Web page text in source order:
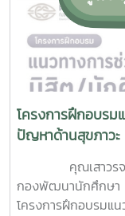
โครงการฝึกอบร
ปัญหาด้านสุขภาว
คุณเสาวรจ สุนั
กองพัฒนานักศึกษา
โครงการฝึกอบรมแ